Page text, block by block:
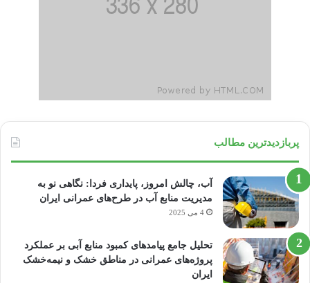
پربازدیدترین مطالب
آب، چالش امروز، پایداری فردا: نگاهی نو به
مدیریت منابع آب در طرح‌های عمرانی ایران
4 می 2025
تحلیل جامع پیامدهای کمبود منابع آبی بر عملکرد
پروژه‌های عمرانی در مناطق خشک و نیمه‌خشک
ایران